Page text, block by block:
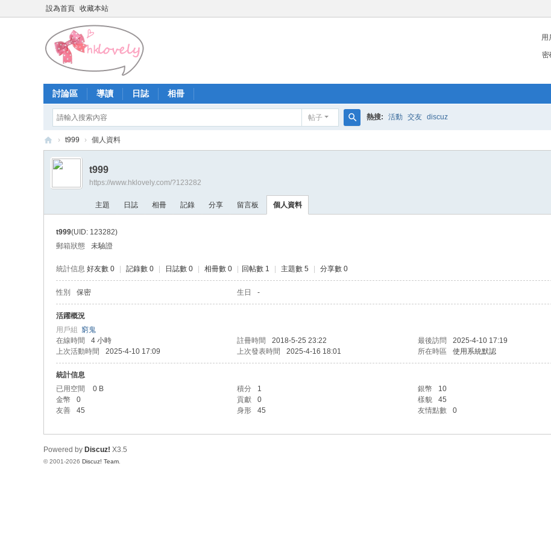
設為首頁 收藏本站
用
密
討論區 導讀 日誌 相冊
帖子
索
熱搜: 活動 交友 discuz
香
少
› t999 › 個人資料
t999
https://www.hklovely.com/?123282
主題 日誌 相冊 記錄 分享 留言板 個人資料
t999(UID: 123282)
郵箱狀態
未驗證
統計信息 好友數 0 記錄數 0 日誌數 0 相冊數 0 回帖數 1 主題數 5 分享數 0
性別 保密 生日 -
活躍概況
用戶組 窮鬼
在線時間
4 小時 註冊時間 2018-5-25 23:22 最後訪問
2025-4-10 17:19
上次活動時間
2025-4-10 17:09 上次發表時間 2025-4-16 18:01 所在時區 使用系統默認
統計信息
已用空間
0 B 積分 1 銀幣
10
金幣
0 貢獻 0 樣貌
45
友善
45 身形 45 友情點數 0
Powered by Discuz! X3.5
© 2001-2026 Discuz! Team